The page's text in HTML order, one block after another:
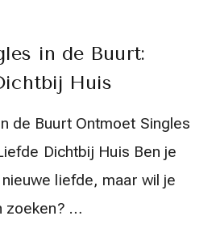
in de Buurt:
Huis
de Buurt Ontmoet Singles
Dichtbij Huis Ben je
liefde, maar wil je
zoeken? …